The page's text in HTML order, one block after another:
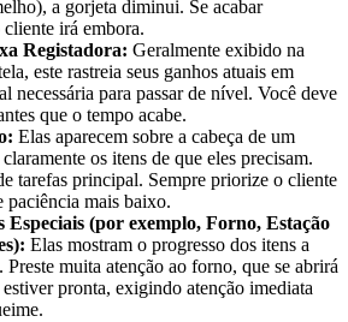
a gorjeta diminui. Se acabar
irá embora.
Registadora: Geralmente exibido na
este rastreia seus ganhos atuais em
necessária para passar de nível. Você deve
que o tempo acabe.
Elas aparecem sobre a cabeça de um
os itens de que eles precisam.
tarefas principal. Sempre priorize o cliente
paciência mais baixo.
Especiais (por exemplo, Forno, Estação
Elas mostram o progresso dos itens a
Preste muita atenção ao forno, que se abrirá
pronta, exigindo atenção imediata